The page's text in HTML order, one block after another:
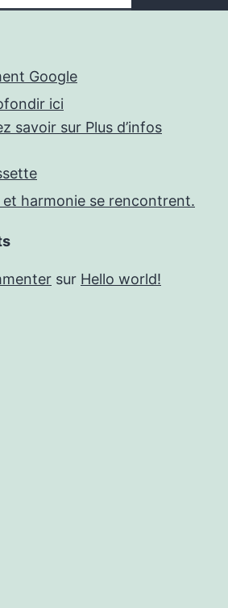
Google
ici
savoir sur Plus d’infos
harmonie se rencontrent.
sur Hello world!